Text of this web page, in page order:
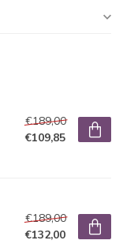
€189,00
€109,85
€189,00
€132,00